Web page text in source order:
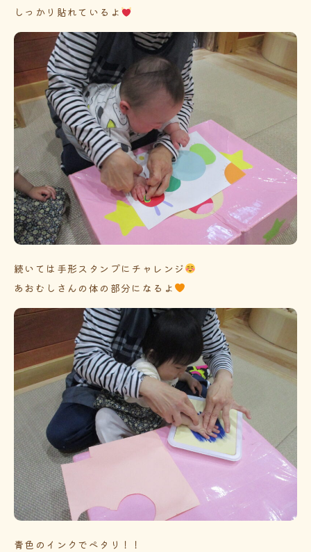
しっかり貼れているよ
続いては手形スタンプにチャレンジ
あおむしさんの体の部分になるよ
青色のインクでペタリ！！